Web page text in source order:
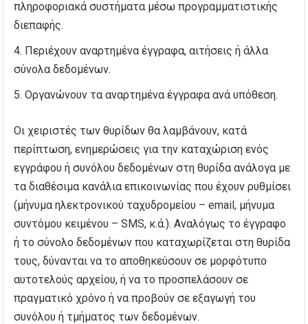
πληροφοριακά συστήματα μέσω προγραμματιστικής
διεπαφής.
Περιέχουν αναρτημένα έγγραφα, αιτήσεις ή άλλα
σύνολα δεδομένων.
Οργανώνουν τα αναρτημένα έγγραφα ανά υπόθεση.
Οι χειριστές των θυρίδων θα λαμβάνουν, κατά
περίπτωση, ενημερώσεις για την καταχώριση ενός
εγγράφου ή συνόλου δεδομένων στη θυρίδα ανάλογα με
τα διαθέσιμα κανάλια επικοινωνίας που έχουν ρυθμίσει
(μήνυμα ηλεκτρονικού ταχυδρομείου – email, μήνυμα
συντόμου κειμένου – SMS, κ.ά.). Αναλόγως το έγγραφο
ή το σύνολο δεδομένων που καταχωρίζεται στη θυρίδα
τους, δύνανται να το αποθηκεύσουν σε μορφότυπο
αυτοτελούς αρχείου, ή να το προσπελάσουν σε
πραγματικό χρόνο ή να προβούν σε εξαγωγή του
συνόλου ή τμήματος των δεδομένων.